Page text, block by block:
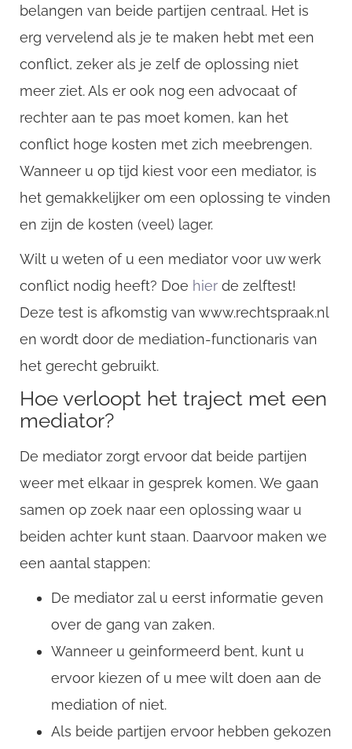
belangen van beide partijen centraal. Het is
erg vervelend als je te maken hebt met een
conflict, zeker als je zelf de oplossing niet
meer ziet. Als er ook nog een advocaat of
rechter aan te pas moet komen, kan het
conflict hoge kosten met zich meebrengen.
Wanneer u op tijd kiest voor een mediator, is
het gemakkelijker om een oplossing te vinden
en zijn de kosten (veel) lager.
Wilt u weten of u een mediator voor uw werk
conflict nodig heeft? Doe hier de zelftest!
Deze test is afkomstig van www.rechtspraak.nl
en wordt door de mediation-functionaris van
het gerecht gebruikt.
Hoe verloopt het traject met een
mediator?
De mediator zorgt ervoor dat beide partijen
weer met elkaar in gesprek komen. We gaan
samen op zoek naar een oplossing waar u
beiden achter kunt staan. Daarvoor maken we
een aantal stappen:
De mediator zal u eerst informatie geven
over de gang van zaken.
Wanneer u geinformeerd bent, kunt u
ervoor kiezen of u mee wilt doen aan de
mediation of niet.
Als beide partijen ervoor hebben gekozen
CompanyName
Username